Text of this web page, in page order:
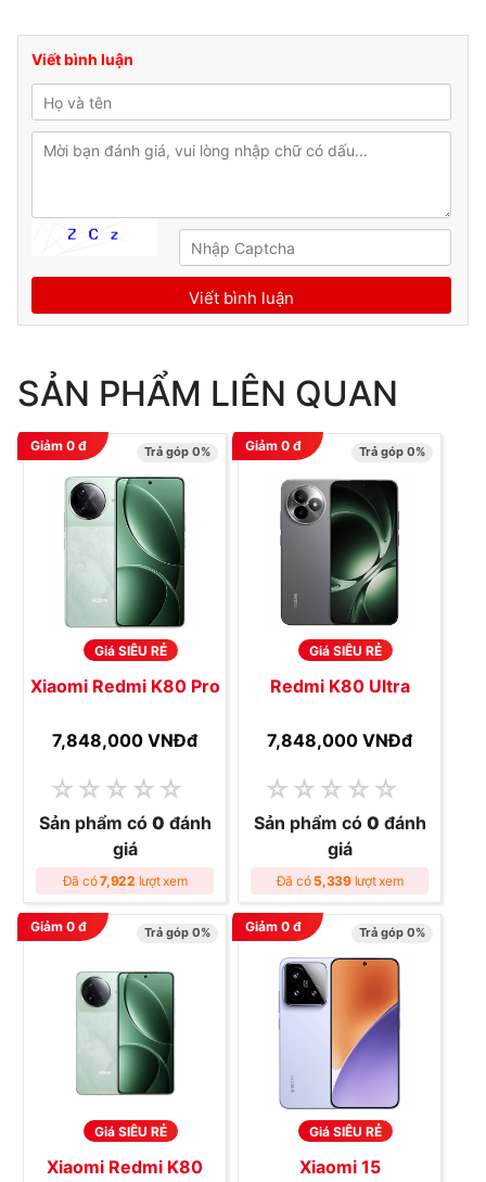
Viết bình luận
SẢN PHẨM LIÊN QUAN
Giảm 0đ Trả góp 0%
Giá SIÊU RẺ
Xiaomi Redmi K80 Pro
7,848,000 VNĐđ
☆ ☆ ☆ ☆ ☆
Sản phẩm có 0 đánh
giá
Đã có7,922 lượt xem
Giảm 0đ Trả góp 0%
Giá SIÊU RẺ
Redmi K80 Ultra
7,848,000 VNĐđ
☆ ☆ ☆ ☆ ☆
Sản phẩm có 0 đánh
giá
Đã có 5,339lượt xem
Giảm 0đ Trả góp 0%
Giá SIÊU RẺ
Xiaomi Redmi K80
Giảm 0đ Trả góp 0%
Giá SIÊU RẺ
Xiaomi 15